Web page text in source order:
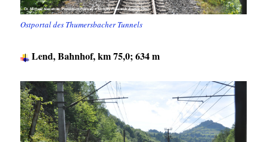
Ostportal des Thumersbacher Tunnels
Lend, Bahnhof, km 75,0; 634 m